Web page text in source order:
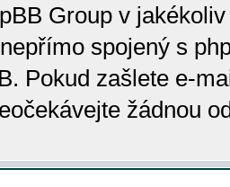
Group v
spojený s
Pokud zašlete e-
žádnou